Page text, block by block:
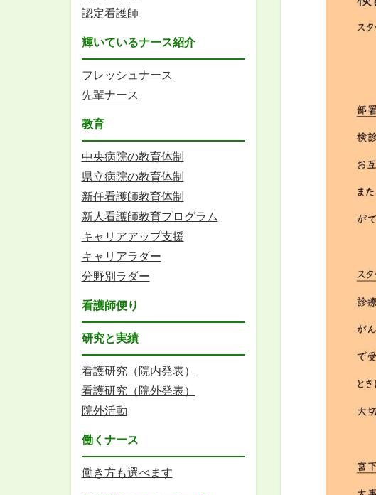
認定看護師
輝いているナース紹介
フレッシュナース
先輩ナース
教育
中央病院の教育体制
県立病院の教育体制
新任看護師教育体制
新人看護師教育プログラム
キャリアアップ支援
キャリアラダー
分野別ラダー
看護師便り
研究と実績
看護研究（院内発表）
看護研究（院外発表）
院外活動
働くナース
働き方も選べます